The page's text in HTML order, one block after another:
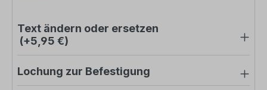
Text ändern oder ersetzen
(+5,95 €)
Lochung zur Befestigung